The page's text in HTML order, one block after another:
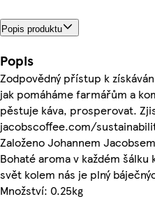
Popis produktu
Popis
Zodpovědný přístup k
jak pomáháme farmářům a
pěstuje káva, prosperovat.
jacobscoffee.com/
Založeno Johannem
Bohaté aroma v každém
svět kolem nás je plný
Množství: 0.25kg